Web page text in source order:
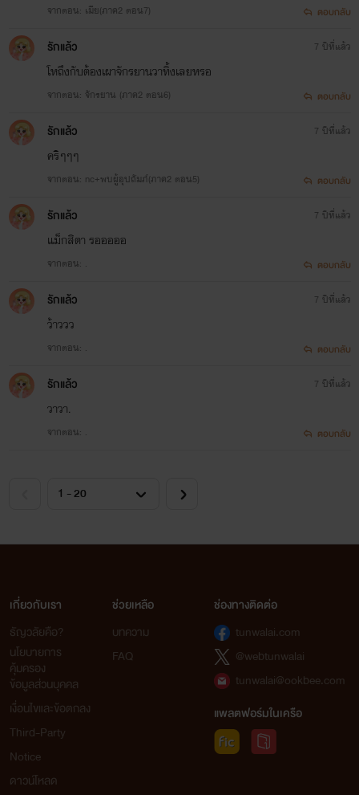
จากตอน: เมีย(ภาค2 ตอน7) ตอบกลับ
รักแล้ว
โหถึงกับต้องเผาจักรยานวาทิ้งเลยหรอ
จากตอน: จักรยาน (ภาค2 ตอน6)
7 ปีที่แล้ว
ตอบกลับ
รักแล้ว
คริๆๆๆ
จากตอน: nc+พบผู้อุปถัมภ์(ภาค2 ตอน5)
7 ปีที่แล้ว
ตอบกลับ
รักแล้ว
แม็กสิตา รอออออ
จากตอน: .
7 ปีที่แล้ว
ตอบกลับ
รักแล้ว
ว้าววว
จากตอน: .
7 ปีที่แล้ว
ตอบกลับ
รักแล้ว
วาวา.
จากตอน: .
7 ปีที่แล้ว
ตอบกลับ
เกี่ยวกับเรา
ธัญวลัยคือ?
นโยบายการ
คุ้มครอง
ข้อมูลส่วนบุคคล
เงื่อนไขและข้อตกลง
Third-Party
Notice
ดาวน์โหลด
ช่วยเหลือ
บทความ
FAQ
ช่องทางติดต่อ
tunwalai.com
@webtunwalai
tunwalai@ookbee.com
แพลตฟอร์มในเครือ